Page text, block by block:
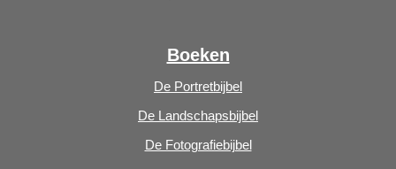
Boeken
De Portretbijbel
De Landschapsbijbel
De Fotografiebijbel